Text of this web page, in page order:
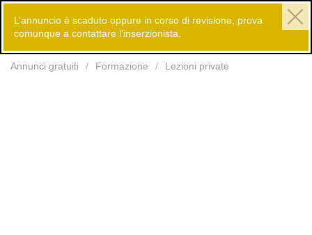
Annunci gratuiti Formazione Lezioni private
L’annuncio è scaduto oppure in corso di revisione, prova
comunque a contattare l’inserzionista.